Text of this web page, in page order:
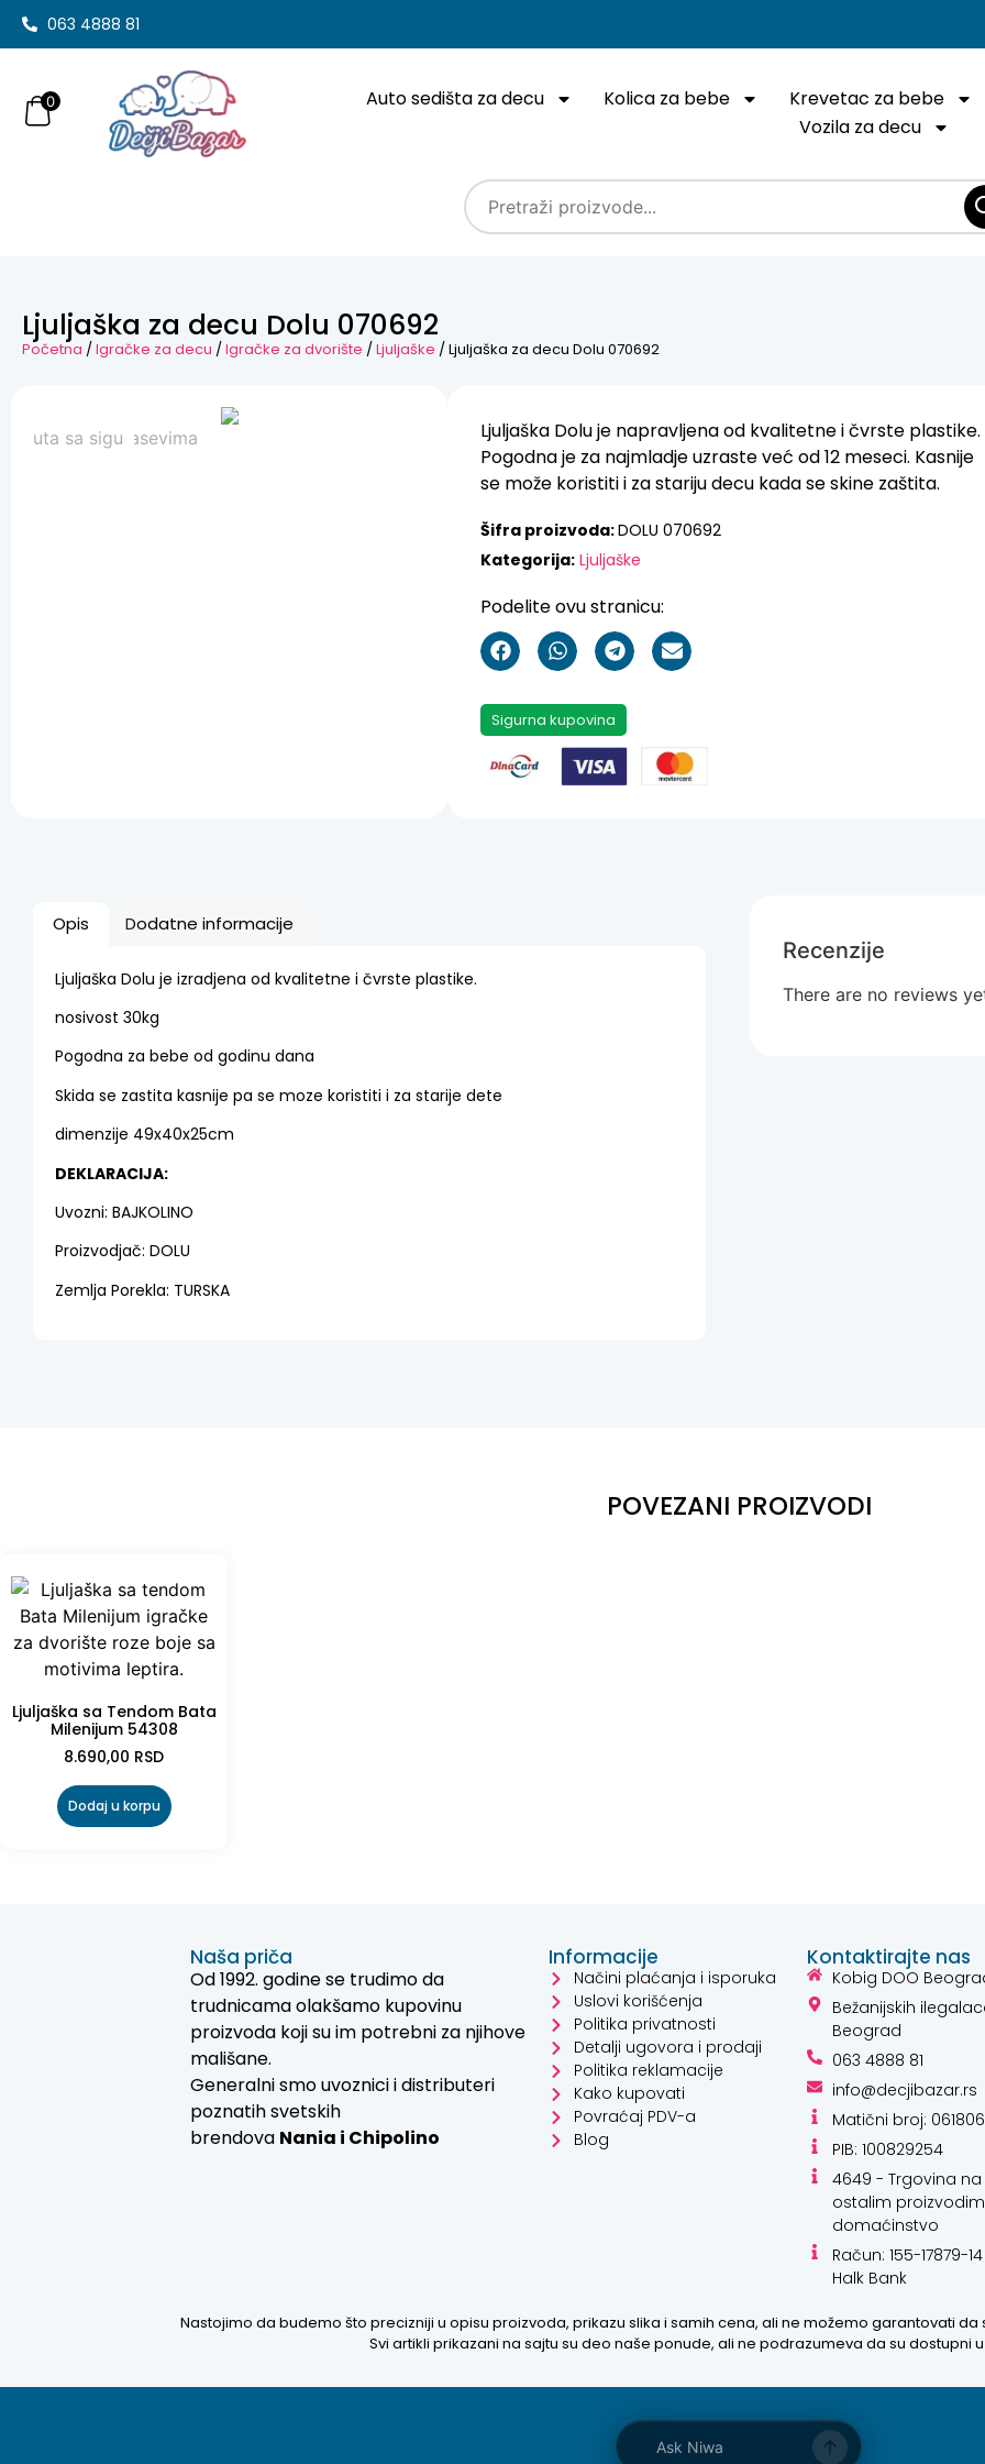
063 4888 81
Auto sedišta za decu Kolica za bebe
Krevetac za bebe
Vozila za decu
0
Ljuljaška za decu Dolu 070692
Početna /Igračke za decu /Igračke za dvorište /Ljuljaške / Ljuljaška za decu Dolu 070692
Ljuljaška Dolu je napravljena od kvalitetne i čvrste plastike.
Pogodna je za najmladje uzraste već od 12 meseci. Kasnije
se može koristiti i za stariju decu kada se skine zaštita.
Šifra proizvoda:DOLU 070692
Kategorija: Ljuljaške
Podelite ovu stranicu:
Sigurna kupovina
Opis Dodatne informacije
Ljuljaška Dolu je izradjena od kvalitetne i čvrste plastike.
nosivost 30kg
Pogodna za bebe od godinu dana
Skida se zastita kasnije pa se moze koristiti i za starije dete
dimenzije 49x40x25cm
DEKLARACIJA:
Uvozni: BAJKOLINO
Proizvodjač: DOLU
Zemlja Porekla: TURSKA
Recenzije
There are no reviews
POVEZANI PROIZVODI
Ljuljaška sa Tendom Bata
Milenijum 54308
8.690,00 RSD
Dodaj u korpu
Naša priča
Od 1992. godine se trudimo da
trudnicama olakšamo kupovinu
proizvoda koji su im potrebni za njihove
mališane.
Generalni smo uvoznici i distributeri
poznatih svetskih
brendova Nania i Chipolino
Informacije
Načini plaćanja i isporuka
Uslovi korišćenja
Politika privatnosti
Detalji ugovora i prodaji
Politika reklamacije
Kako kupovati
Povraćaj PDV-a
Blog
Kontaktirajte nas
Kobig DOO
Bežanijskih
Beograd
063 4888 81
info@decjibazar.rs
Matični broj:
PIB: 100829254
4649 - Trgovina na
ostalim
domaćinstvo
Račun: 155-17879-14
Halk Bank
Nastojimo da budemo što precizniji u opisu proizvoda, prikazu slika i samih cena, ali ne možemo garantovati
Svi artikli prikazani na sajtu su deo naše ponude, ali ne podrazumeva da su dostupni
Ask Niwa